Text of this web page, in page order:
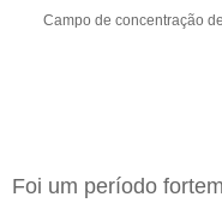
Campo de concentração
Foi um período